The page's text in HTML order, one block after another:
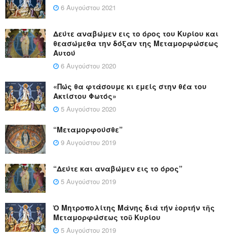
6 Αυγούστου 2021
Δεύτε αναβώμεν εις το όρος του Κυρίου και
θεασώμεθα την δόξαν της Μεταμορφώσεως
Αυτού
6 Αυγούστου 2020
«Πώς θα φτάσουμε κι εμείς στην θέα του
Ακτίστου Φωτός»
5 Αυγούστου 2020
“Μεταμορφούσθε”
9 Αυγούστου 2019
“Δεύτε και αναβώμεν εις το όρος”
5 Αυγούστου 2019
Ὁ Μητροπολίτης Μάνης διά τήν ἑορτήν τῆς
Μεταμορφώσεως τοῦ Κυρίου
5 Αυγούστου 2019